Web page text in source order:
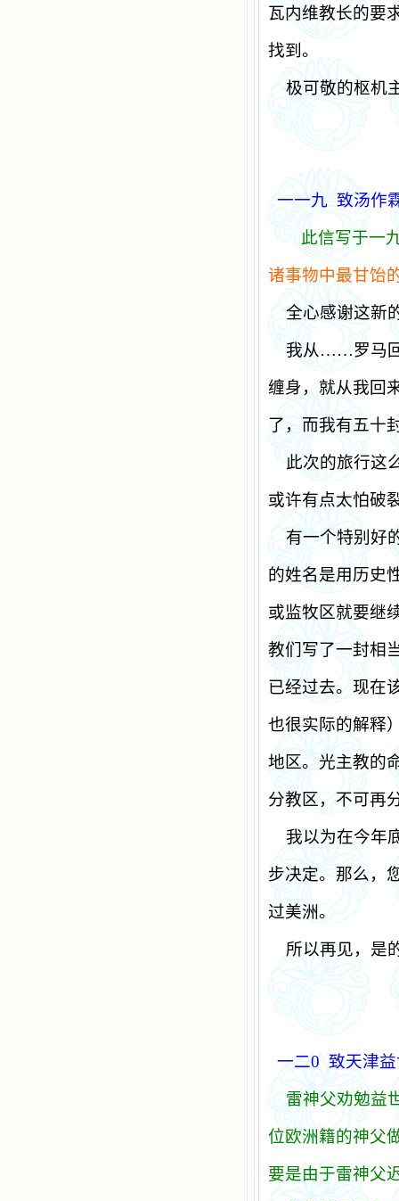
瓦内维教长的要
找到。
极可敬的枢机
一一九 致汤作
此信写于一
诸事物中最甘饴
全心感谢这新
我从……罗马回
缠身，就从我回
了，而我有五十
此次的旅行这
或许有点太怕破
有一个特别好
的姓名是用历史
或监牧区就要继
教们写了一封相
已经过去。现在
也很实际的解释
地区。光主教的
分教区，不可再
我以为在今年
步决定。那么，
过美洲。
所以再见，是
一二0 致天津
雷神父劝勉益
位欧洲籍的神父
要是由于雷神父